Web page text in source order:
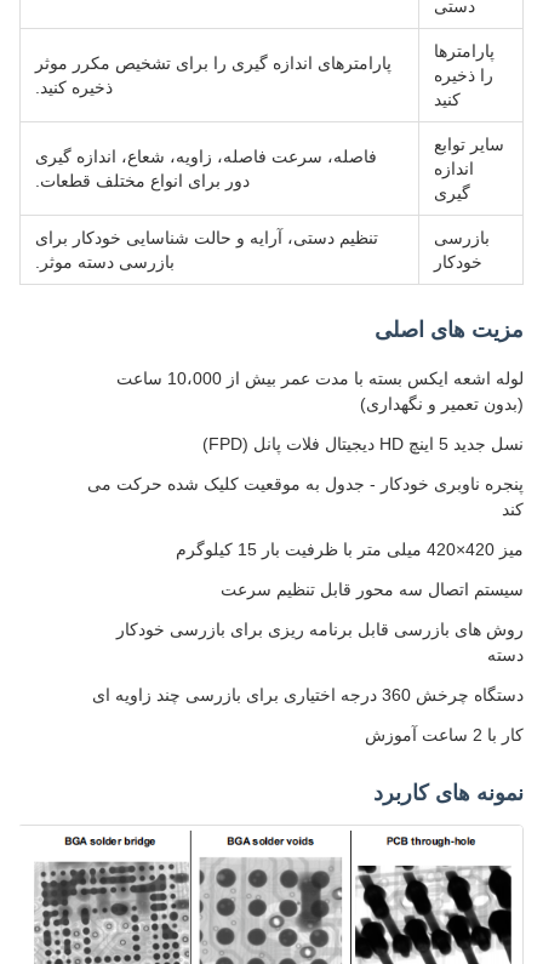
دستی
پارامترها
را ذخیره
کنید
پارامترهای اندازه گیری را برای تشخیص مکرر موثر
ذخیره کنید.
سایر توابع
اندازه
گیری
فاصله، سرعت فاصله، زاویه، شعاع، اندازه گیری
دور برای انواع مختلف قطعات.
بازرسی
خودکار
تنظیم دستی، آرایه و حالت شناسایی خودکار برای
بازرسی دسته موثر.
مزیت های اصلی
لوله اشعه ایکس بسته با مدت عمر بیش از 10،000 ساعت
(بدون تعمیر و نگهداری)
نسل جدید 5 اینچ HD دیجیتال فلات پانل (FPD)
پنجره ناوبری خودکار - جدول به موقعیت کلیک شده حرکت می
کند
میز 420×420 میلی متر با ظرفیت بار 15 کیلوگرم
سیستم اتصال سه محور قابل تنظیم سرعت
روش های بازرسی قابل برنامه ریزی برای بازرسی خودکار
دسته
دستگاه چرخش 360 درجه اختیاری برای بازرسی چند زاویه ای
کار با 2 ساعت آموزش
نمونه های کاربرد